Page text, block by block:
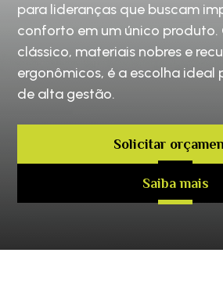
para lideranças que buscam
conforto em um único produto.
clássico, materiais nobres e
ergonômicos, é a escolha ideal
de alta gestão.
Solicitar
Saiba mais